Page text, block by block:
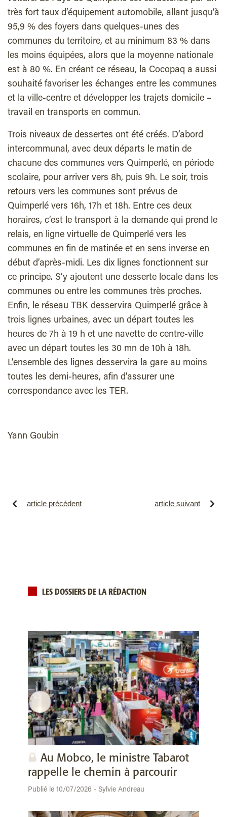
très fort taux d’équipement automobile, allant jusqu’à
95,9 % des foyers dans quelques-unes des
communes du territoire, et au minimum 83 % dans
les moins équipées, alors que la moyenne nationale
est à 80 %. En créant ce réseau, la Cocopaq a aussi
souhaité favoriser les échanges entre les communes
et la ville-centre et développer les trajets domicile –
travail en transports en commun.
Trois niveaux de dessertes ont été créés. D’abord
intercommunal, avec deux départs le matin de
chacune des communes vers Quimperlé, en période
scolaire, pour arriver vers 8h, puis 9h. Le soir, trois
retours vers les communes sont prévus de
Quimperlé vers 16h, 17h et 18h. Entre ces deux
horaires, c’est le transport à la demande qui prend le
relais, en ligne virtuelle de Quimperlé vers les
communes en fin de matinée et en sens inverse en
début d’après-midi. Les dix lignes fonctionnent sur
ce principe. S’y ajoutent une desserte locale dans les
communes ou entre les communes très proches.
Enfin, le réseau TBK desservira Quimperlé grâce à
trois lignes urbaines, avec un départ toutes les
heures de 7h à 19 h et une navette de centre-ville
avec un départ toutes les 30 mn de 10h à 18h.
L’ensemble des lignes desservira la gare au moins
toutes les demi-heures, afin d’assurer une
correspondance avec les TER.
Yann Goubin
article précédent article suivant
LES DOSSIERS DE LA RÉDACTION
Au Mobco, le ministre Tabarot
rappelle le chemin à parcourir
Publié le 10/07/2026 - Sylvie Andreau